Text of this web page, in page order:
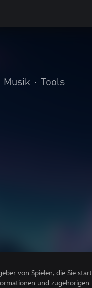
Musik • Tools
von Spielen, die Sie
und zugehörigen